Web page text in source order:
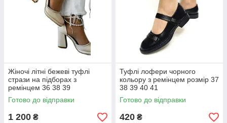
Жіночі літні бежеві туфлі
стрази на підборах з
ремінцем 36 38 39
Готово до відправки
1 200 ₴
Туфлі лофери чорного
кольору з ремінцем розмір 37
38 39 40 41
Готово до відправки
420 ₴